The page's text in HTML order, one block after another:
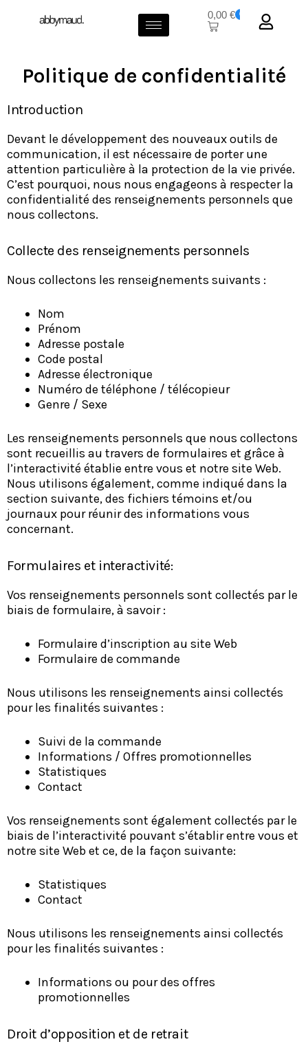
0,00 € 0
Politique de confidentialité
Introduction
Devant le développement des nouveaux outils de
communication, il est nécessaire de porter une
attention particulière à la protection de la vie privée.
C’est pourquoi, nous nous engageons à respecter la
confidentialité des renseignements personnels que
nous collectons.
Collecte des renseignements personnels
Nous collectons les renseignements suivants :
Nom
Prénom
Adresse postale
Code postal
Adresse électronique
Numéro de téléphone / télécopieur
Genre / Sexe
Les renseignements personnels que nous collectons
sont recueillis au travers de formulaires et grâce à
l’interactivité établie entre vous et notre site Web.
Nous utilisons également, comme indiqué dans la
section suivante, des fichiers témoins et/ou
journaux pour réunir des informations vous
concernant.
Formulaires et interactivité:
Vos renseignements personnels sont collectés par le
biais de formulaire, à savoir :
Formulaire d’inscription au site Web
Formulaire de commande
Nous utilisons les renseignements ainsi collectés
pour les finalités suivantes :
Suivi de la commande
Informations / Offres promotionnelles
Statistiques
Contact
Vos renseignements sont également collectés par le
biais de l’interactivité pouvant s’établir entre vous et
notre site Web et ce, de la façon suivante:
Statistiques
Contact
Nous utilisons les renseignements ainsi collectés
pour les finalités suivantes :
Informations ou pour des offres
promotionnelles
Droit d’opposition et de retrait